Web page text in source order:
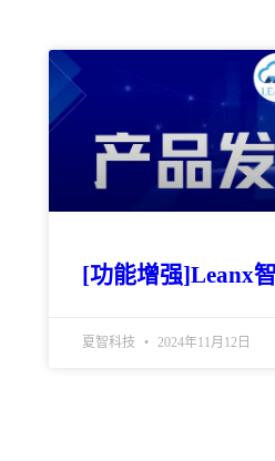
[功能增强]Leanx
夏智科技 2024年11月12日